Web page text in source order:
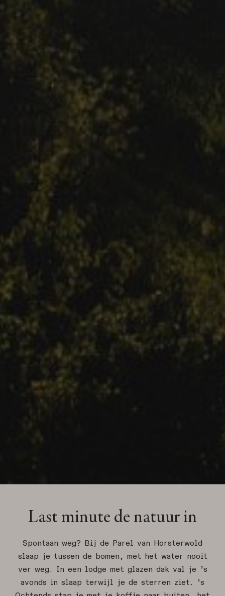
Last minute de natuur in
Spontaan weg? Bij de Parel van Horsterwold
slaap je tussen de bomen, met het water nooit
ver weg. In een lodge met glazen dak val je ’s
avonds in slaap terwijl je de sterren ziet. ’s